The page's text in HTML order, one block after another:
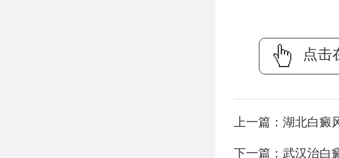
点击
上一篇： 湖北白癜
下一篇： 武汉治白